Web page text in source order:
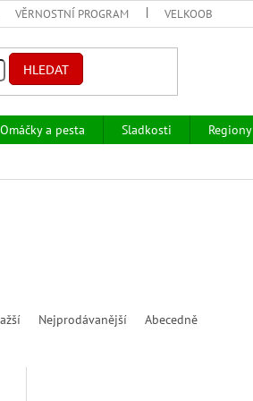
VĚRNOSTNÍ PROGRAM VELKOOBCHOD
HLEDAT
Omáčky a pesta Sladkosti Regiony
Nejprodávanější Abecedně